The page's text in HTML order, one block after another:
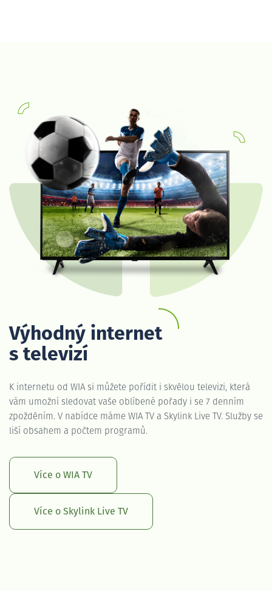
Výhodný internet
s televizí
K internetu od WIA si můžete pořídit i skvělou televizi, která
vám umožní sledovat vaše oblíbené pořady i se 7 denním
zpožděním. V nabídce máme WIA TV a Skylink Live TV. Služby se
liší obsahem a počtem programů.
Více o WIA TV
Více o Skylink Live TV